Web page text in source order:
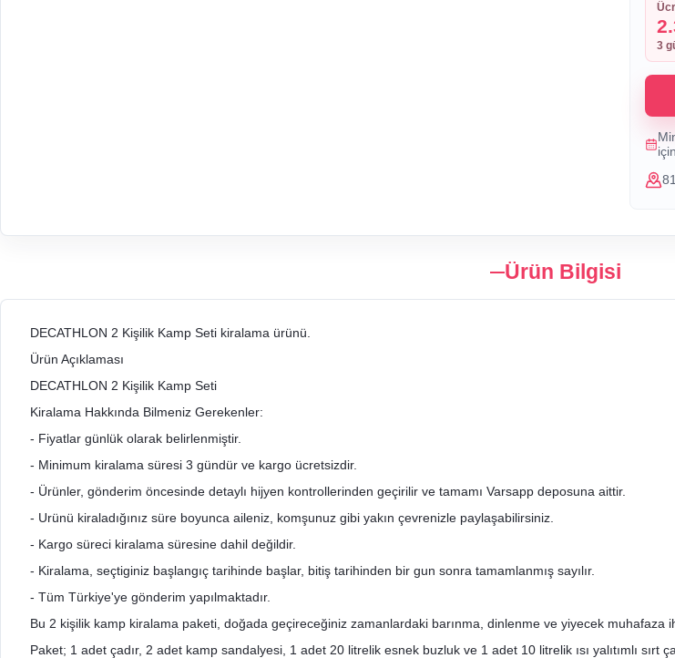
3
için
Ürün Bilgisi
DECATHLON 2 Kişilik Kamp Seti kiralama ürünü.
Ürün Açıklaması
DECATHLON 2 Kişilik Kamp Seti
Kiralama Hakkında Bilmeniz Gerekenler:
- Fiyatlar günlük olarak belirlenmiştir.
- Minimum kiralama süresi 3 gündür ve kargo ücretsizdir.
- Ürünler, gönderim öncesinde detaylı hijyen kontrollerinden geçirilir ve tamamı Varsapp deposuna aittir.
- Urünü kiraladığınız süre boyunca aileniz, komşunuz gibi yakın çevrenizle paylaşabilirsiniz.
- Kargo süreci kiralama süresine dahil değildir.
- Kiralama, seçtiginiz başlangıç tarihinde başlar, bitiş tarihinden bir gun sonra tamamlanmış sayılır.
- Tüm Türkiye'ye gönderim yapılmaktadır.
Bu 2 kişilik kamp kiralama paketi, doğada geçireceğiniz zamanlardaki barınma, dinlenme ve yiyecek muhafaza
Paket; 1 adet çadır, 2 adet kamp sandalyesi, 1 adet 20 litrelik esnek buzluk ve 1 adet 10 litrelik ısı yalıtımlı sırt